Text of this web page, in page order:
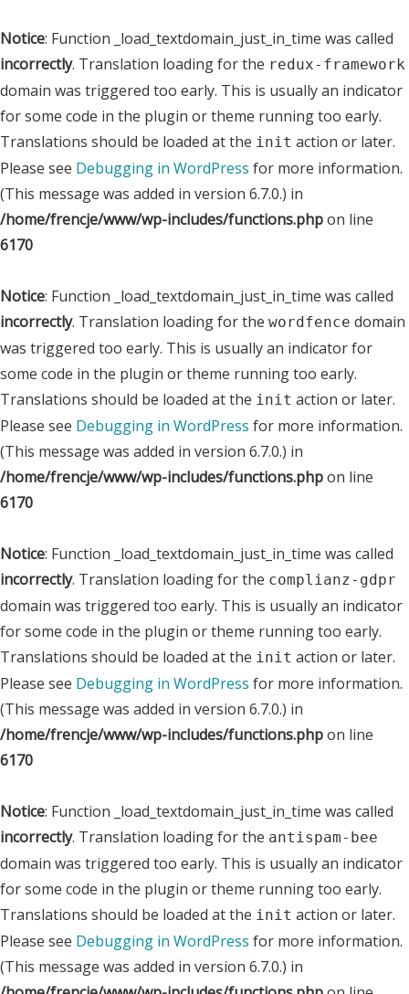
Notice: Function _load_textdomain_just_in_time was called
incorrectly. Translation loading for the redux-framework
domain was triggered too early. This is usually an indicator
for some code in the plugin or theme running too early.
Translations should be loaded at the init action or later.
Please see Debugging in WordPress for more information.
(This message was added in version 6.7.0.) in
/home/frencje/www/wp-includes/functions.phpon line
6170
Notice: Function _load_textdomain_just_in_time was called
incorrectly. Translation loading for the wordfence domain
was triggered too early. This is usually an indicator for
some code in the plugin or theme running too early.
Translations should be loaded at the init action or later.
Please see Debugging in WordPress for more information.
(This message was added in version 6.7.0.) in
/home/frencje/www/wp-includes/functions.phpon line
6170
Notice: Function _load_textdomain_just_in_time was called
incorrectly. Translation loading for the complianz-gdpr
domain was triggered too early. This is usually an indicator
for some code in the plugin or theme running too early.
Translations should be loaded at the init action or later.
Please see Debugging in WordPress for more information.
(This message was added in version 6.7.0.) in
/home/frencje/www/wp-includes/functions.phpon line
6170
Notice: Function _load_textdomain_just_in_time was called
incorrectly. Translation loading for the antispam-bee
domain was triggered too early. This is usually an indicator
for some code in the plugin or theme running too early.
Translations should be loaded at the init action or later.
Please see Debugging in WordPress for more information.
(This message was added in version 6.7.0.) in